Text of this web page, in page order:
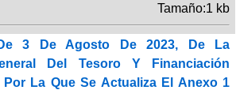
Tamaño:1 kb
3 De Agosto De 2023, De La
Del Tesoro Y Financiación
Por La Que Se Actualiza El Anexo 1